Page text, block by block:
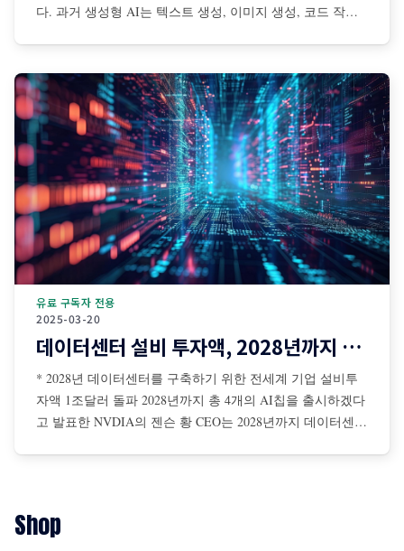
다. 과거 생성형 AI는 텍스트 생성, 이미지 생성, 코드 작성,
동로봇 등과 결합되면서 AI가 물리적
2025-03-20
유료 구독자 전용
데이터센터 설비 투자액, 2028년까지 1조달러 돌파
* 2028년 데이터센터를 구축하기 위한 전세계 기업 설비투
자액 1조달러 돌파 2028년까지 총 4개의 AI칩을 출시하겠다
고 발표한 NVDIA의 젠슨 황 CEO는 2028년까지 데이터센터
Shop